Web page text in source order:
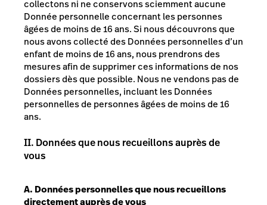
collectons ni ne conservons sciemment aucune
Donnée personnelle concernant les personnes
âgées de moins de 16 ans. Si nous découvrons que
nous avons collecté des Données personnelles d’un
enfant de moins de 16 ans, nous prendrons des
mesures afin de supprimer ces informations de nos
dossiers dès que possible. Nous ne vendons pas de
Données personnelles, incluant les Données
personnelles de personnes âgées de moins de 16
ans.
II. Données que nous recueillons auprès de
vous
A. Données personnelles que nous recueillons
directement auprès de vous